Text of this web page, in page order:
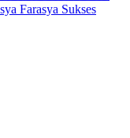
Farasya Sukses